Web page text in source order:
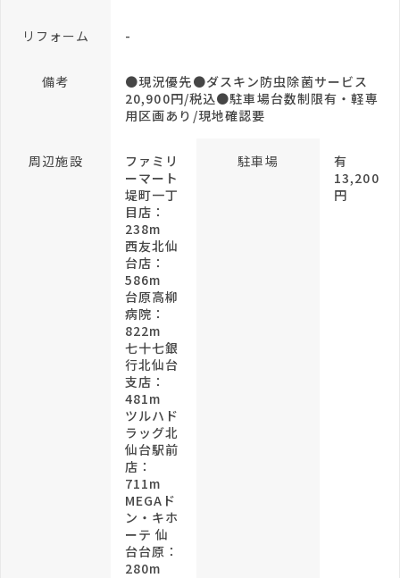
リフォーム -
備考
●現況優先●ダスキン防虫除菌サービス
20,900円/税込●駐車場台数制限有・軽専
用区画あり/現地確認要
周辺施設
ファミリ
ーマート
堤町一丁
目店：
238m
西友北仙
台店：
586m
台原高柳
病院：
822m
七十七銀
行北仙台
支店：
481m
ツルハド
ラッグ北
仙台駅前
店：
711m
MEGAド
ン・キホ
ーテ 仙
台台原：
280m
駐車場
有
13,200
円